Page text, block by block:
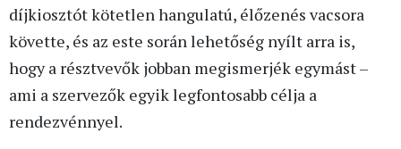
díjkiosztót kötetlen hangulatú, élőzenés vacsora
követte, és az este során lehetőség nyílt arra is,
hogy a résztvevők jobban megismerjék egymást –
ami a szervezők egyik legfontosabb célja a
rendezvénnyel.